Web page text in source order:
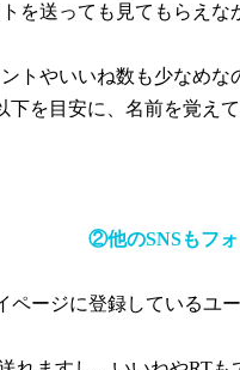
を送っても見てもらえ
トやいいね数も少なめな
下を目安に、名前を覚え
②他のSNSもフォ
ページに登録している